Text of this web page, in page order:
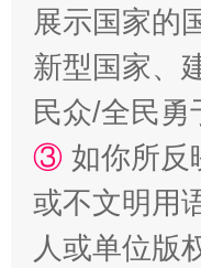
展示国家的
新型国家、
民众/全民
③ 如你所反
或不文明用
人或单位版